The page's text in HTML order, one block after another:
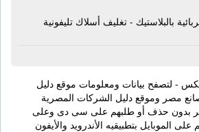
بالبلاستيك - تغليف أسلاك تليفونية
- لتصفح بيانات ومعلومات موقع دليل
مصر وموقع دليل الشركات المصرية
بدون حذف أو طلبهم على سى دى وعلى
الموبايل بتطبيقيه الأندرويد والأيفون